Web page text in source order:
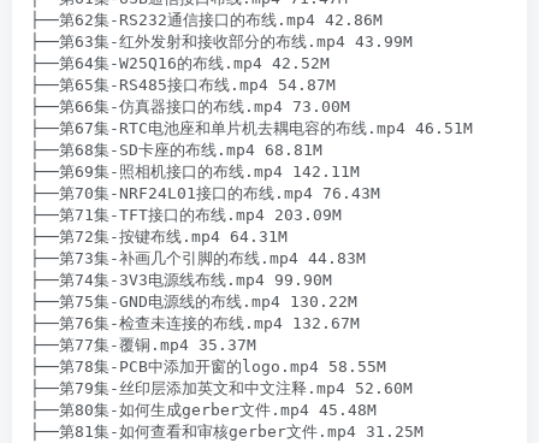
├──第62集-RS232通信接口的布线.mp4 42.86M
├──第63集-红外发射和接收部分的布线.mp4 43.99M
├──第64集-W25Q16的布线.mp4 42.52M
├──第65集-RS485接口布线.mp4 54.87M
├──第66集-仿真器接口的布线.mp4 73.00M
├──第67集-RTC电池座和单片机去耦电容的布线.mp4 46.51M
├──第68集-SD卡座的布线.mp4 68.81M
├──第69集-照相机接口的布线.mp4 142.11M
├──第70集-NRF24L01接口的布线.mp4 76.43M
├──第71集-TFT接口的布线.mp4 203.09M
├──第72集-按键布线.mp4 64.31M
├──第73集-补画几个引脚的布线.mp4 44.83M
├──第74集-3V3电源线布线.mp4 99.90M
├──第75集-GND电源线的布线.mp4 130.22M
├──第76集-检查未连接的布线.mp4 132.67M
├──第77集-覆铜.mp4 35.37M
├──第78集-PCB中添加开窗的logo.mp4 58.55M
├──第79集-丝印层添加英文和中文注释.mp4 52.60M
├──第80集-如何生成gerber文件.mp4 45.48M
├──第81集-如何查看和审核gerber文件.mp4 31.25M